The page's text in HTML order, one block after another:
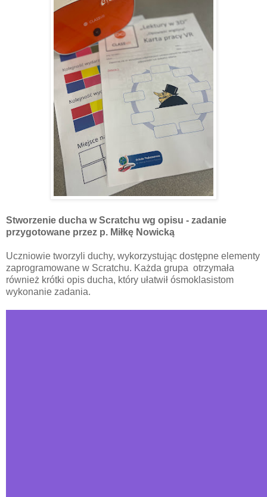
Stworzenie ducha w Scratchu wg opisu - zadanie
przygotowane przez p. Miłkę Nowicką
Uczniowie tworzyli duchy, wykorzystując dostępne elementy
zaprogramowane w Scratchu. Każda grupa otrzymała
również krótki opis ducha, który ułatwił ósmoklasistom
wykonanie zadania.